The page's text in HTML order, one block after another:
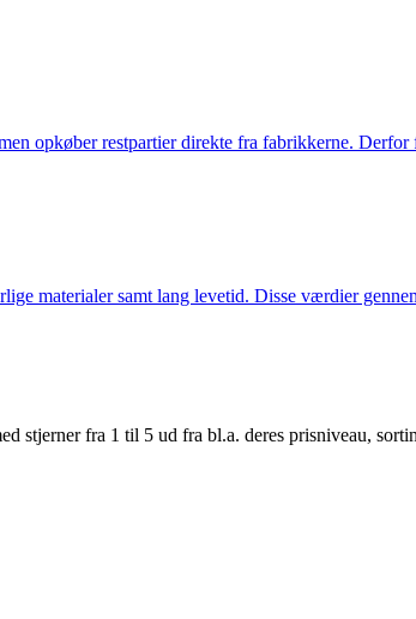
opkøber restpartier direkte fra fabrikkerne.
materialer samt lang levetid. Disse værdier
stjerner fra 1 til 5 ud fra bl.a. deres prisniveau,